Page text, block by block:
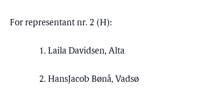
For representant nr. 2 (H):
1. Laila Davidsen, Alta
2. HansJacob Bønå, Vadsø